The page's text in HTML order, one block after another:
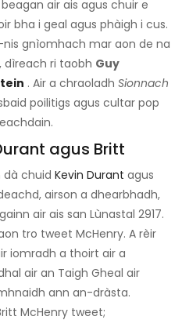
air ais agus chuir e
bha i geal agus phàigh i cus.
nis gnìomhach mar aon de na
dìreach ri taobh Guy
. Air a chraoladh Sionnach
poilitigs agus cultar pop
agus Britt
dà chuid Kevin Durant agus
airson a dhearbhadh,
air ais san Lùnastal 2917.
tro tweet McHenry. A rèir
iomradh a thoirt air a
air an Taigh Gheal air
ann an-dràsta.
McHenry tweet;